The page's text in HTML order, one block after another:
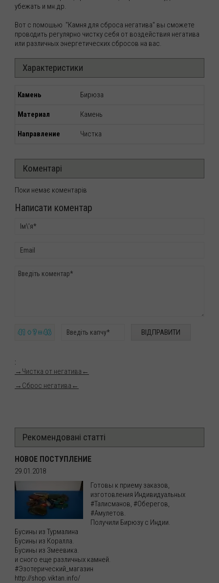
убежать и мн.др.
Вот с помошью "Камня для сброса негатива" вы сможете
проводить регулярно чистку себя от воздействия негатива
или различных энергетических сбросов на вас.
Характеристики
Камень Бирюза
Материал Камень
Направление Чистка
Коментарі
Поки немає коментарів
Написати коментар
41 + ? = 46
:
→ Чистка от негатива ←
→ Сброс негатива ←
Рекомендовані статті
НОВОЕ ПОСТУПЛЕНИЕ
29.01.2018
Готовы к приему заказов,
изготовления Индивидуальных
#Талисманов, #Оберегов,
#Амулетов.
Получили Бирюзу с Индии.
Бусины из Турмалина
Бусины из Коралла.
Бусины из Змеевика.
и сного еще различных камней.
#Эзотерический_магазин
http://shop.viktan.info/